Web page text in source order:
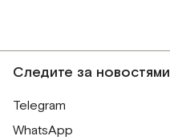
Следите за новостями
Telegram
WhatsApp